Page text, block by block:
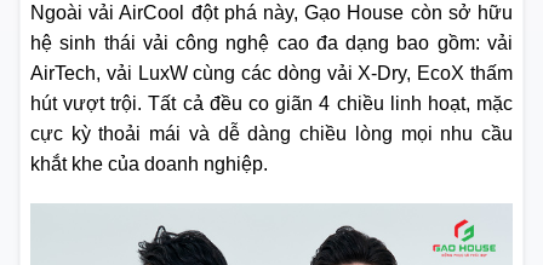
Ngoài vải AirCool đột phá này, Gạo House còn sở hữu
hệ sinh thái vải công nghệ cao đa dạng bao gồm: vải
AirTech, vải LuxW cùng các dòng vải X-Dry, EcoX thấm
hút vượt trội. Tất cả đều co giãn 4 chiều linh hoạt, mặc
cực kỳ thoải mái và dễ dàng chiều lòng mọi nhu cầu
khắt khe của doanh nghiệp.